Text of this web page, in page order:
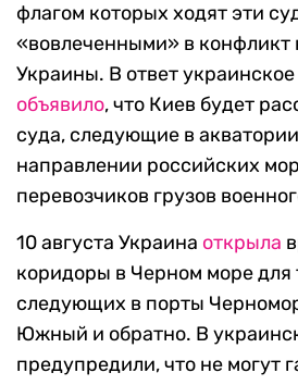
флагом которых ходят эти
«вовлеченными» в конфликт
Украины. В ответ
объявило, что Киев будет
суда, следующие в
направлении российских
перевозчиков грузов
10 августа Украина открыла
коридоры в Черном море для
следующих в порты
Южный и обратно. В
предупредили, что не могут